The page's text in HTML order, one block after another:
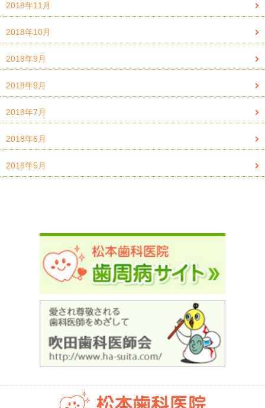
2018年11月
2018年10月
2018年9月
2018年8月
2018年7月
2018年6月
2018年5月